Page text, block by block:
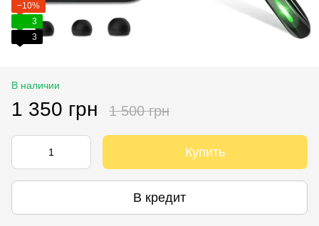
−10%
3
3
В наличии
1 350 грн 1 500 грн
Купить
В кредит